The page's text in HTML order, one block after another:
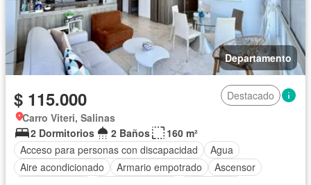
Departamento
$ 115.000
Destacado
Carro Viteri, Salinas
2 Dormitorios
2 Baños
160 m²
Acceso para personas con discapacidad
Agua
Aire acondicionado
Armario empotrado
Ascensor